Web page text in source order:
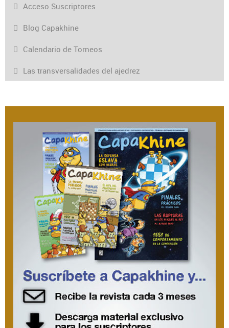
Acceso Suscriptores
Blog Capakhine
Calendario de Torneos
Las transversalidades del ajedrez